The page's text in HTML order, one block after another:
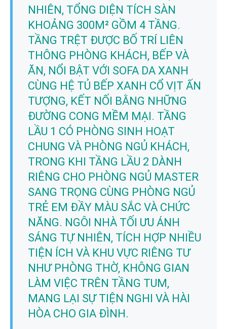
NHIÊN, TỔNG DIỆN TÍCH SÀN
KHOẢNG 300M² GỒM 4 TẦNG.
TẦNG TRỆT ĐƯỢC BỐ TRÍ LIÊN
THÔNG PHÒNG KHÁCH, BẾP VÀ
ĂN, NỔI BẬT VỚI SOFA DA XANH
CÙNG HỆ TỦ BẾP XANH CỔ VỊT ẤN
TƯỢNG, KẾT NỐI BẰNG NHỮNG
ĐƯỜNG CONG MỀM MẠI. TẦNG
LẦU 1 CÓ PHÒNG SINH HOẠT
CHUNG VÀ PHÒNG NGỦ KHÁCH,
TRONG KHI TẦNG LẦU 2 DÀNH
RIÊNG CHO PHÒNG NGỦ MASTER
SANG TRỌNG CÙNG PHÒNG NGỦ
TRẺ EM ĐẦY MÀU SẮC VÀ CHỨC
NĂNG. NGÔI NHÀ TỐI ƯU ÁNH
SÁNG TỰ NHIÊN, TÍCH HỢP NHIỀU
TIỆN ÍCH VÀ KHU VỰC RIÊNG TƯ
NHƯ PHÒNG THỜ, KHÔNG GIAN
LÀM VIỆC TRÊN TẦNG TUM,
MANG LẠI SỰ TIỆN NGHI VÀ HÀI
HÒA CHO GIA ĐÌNH.